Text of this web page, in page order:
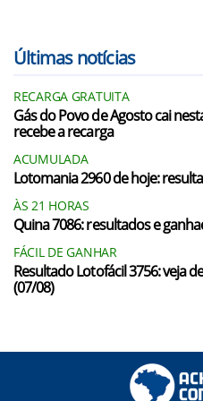
Últimas notícias
RECARGA GRATUITA
Gás do Povo de Agosto cai
recebe a recarga
ACUMULADA
Lotomania 2960 de hoje:
ÀS 21 HORAS
Quina 7086: resultados e
FÁCIL DE GANHAR
Resultado Lotofácil 3756: veja
(07/08)